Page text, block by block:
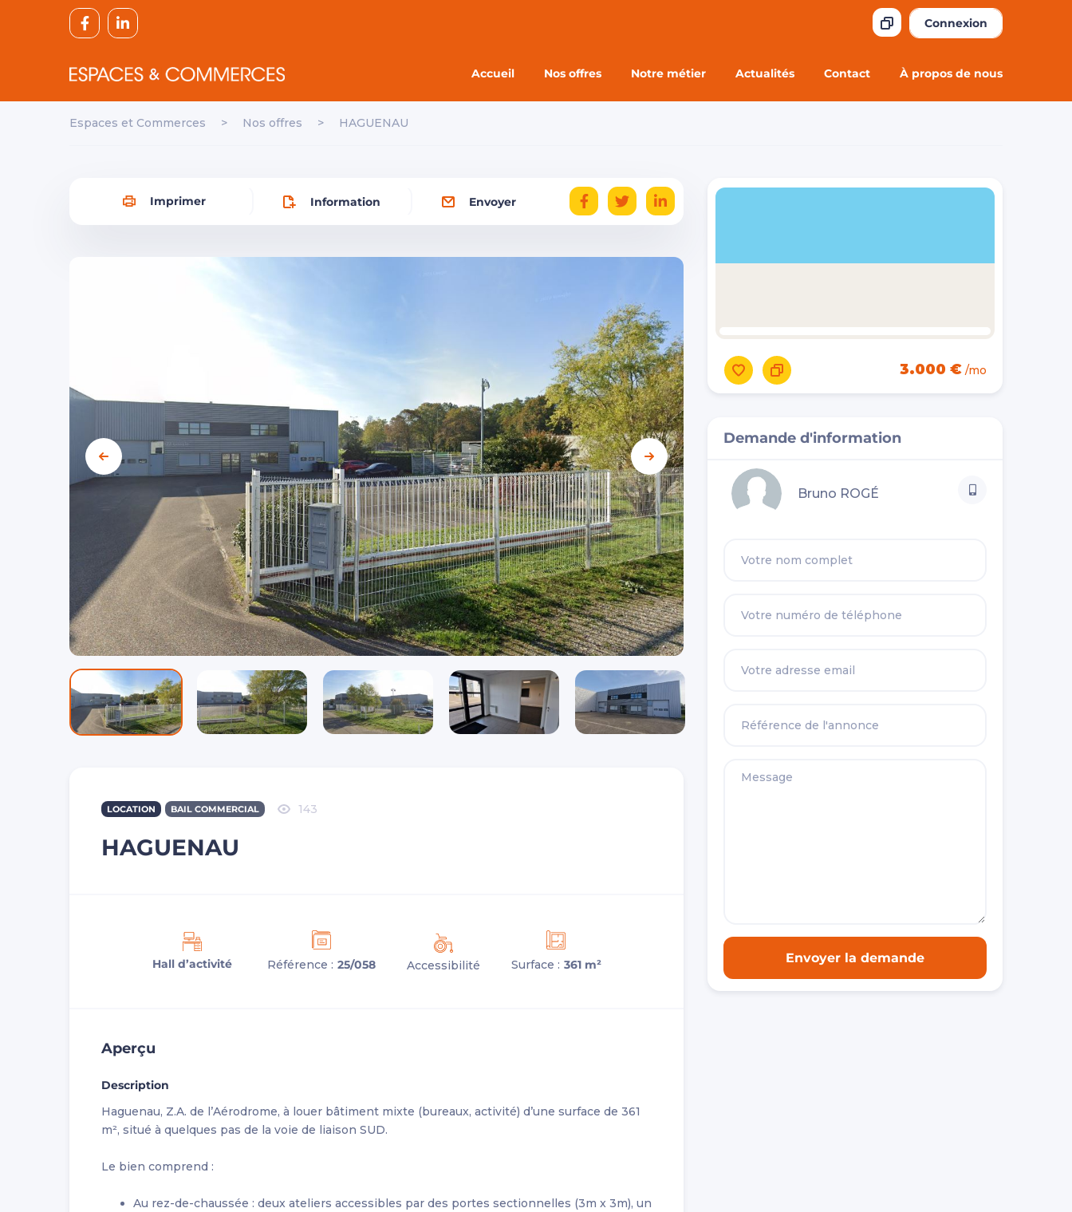
Connexion
Accueil Nos offres Notre métier Actualités Contact À propos de nous
Espaces et Commerces > Nos offres > HAGUENAU
Imprimer Information Envoyer
LOCATION BAIL COMMERCIAL 143
HAGUENAU
Hall d’activité Référence : 25/058 Accessibilité Surface : 361 m²
Aperçu
Description
Haguenau, Z.A. de l’Aérodrome, à louer bâtiment mixte (bureaux, activité) d’une surface de 361
m², situé à quelques pas de la voie de liaison SUD.
Le bien comprend :
Au rez-de-chaussée : deux ateliers accessibles par des portes sectionnelles (3m x 3m), un
3.000 € /mo
Demande d'information
Bruno ROGÉ